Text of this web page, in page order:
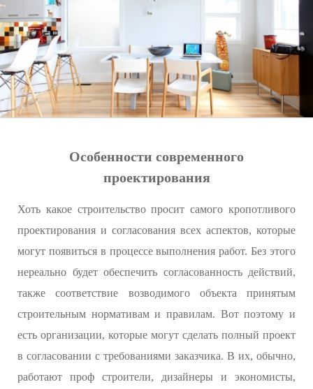
Особенности современного
проектирования
Хоть какое строительство просит самого кропотливого
проектирования и согласования всех аспектов, которые
могут появиться в процессе выполнения работ. Без этого
нереально будет обеспечить согласованность действий,
также соответствие возводимого объекта принятым
строительным нормативам и правилам. Вот поэтому и
есть организации, которые могут сделать полный проект
в согласовании с требованиями заказчика. В их, обычно,
работают проф строители, дизайнеры и экономисты,